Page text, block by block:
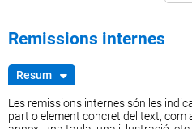
Remissions internes
Resum
Convé no abreujar enmig de text
remet.
Les remissions internes són les
part o element concret del text,